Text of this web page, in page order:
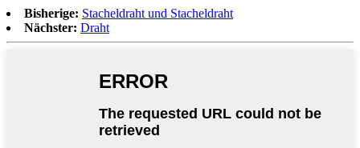
Bisherige: Stacheldraht und Stacheldraht
Nächster: Draht